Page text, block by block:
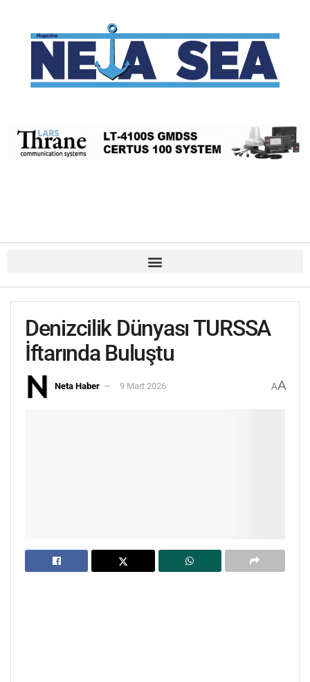
Denizcilik Dünyası TURSSA
İftarında Buluştu
Neta Haber 9 Mart 2026 AA